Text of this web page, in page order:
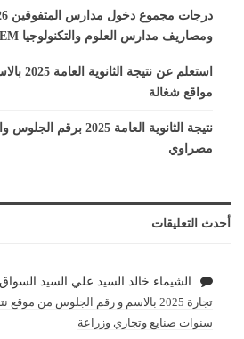
ومصاريف مدارس العلوم والتكنولوجيا STEM
استعلم
مواقع شغالة
نتيجة الثانوية العامة
مصراوي
أحدث التعليقات
الشيماء خالد السيد علي السيد السواق
سنوات صنايع وتجاري وزراعة